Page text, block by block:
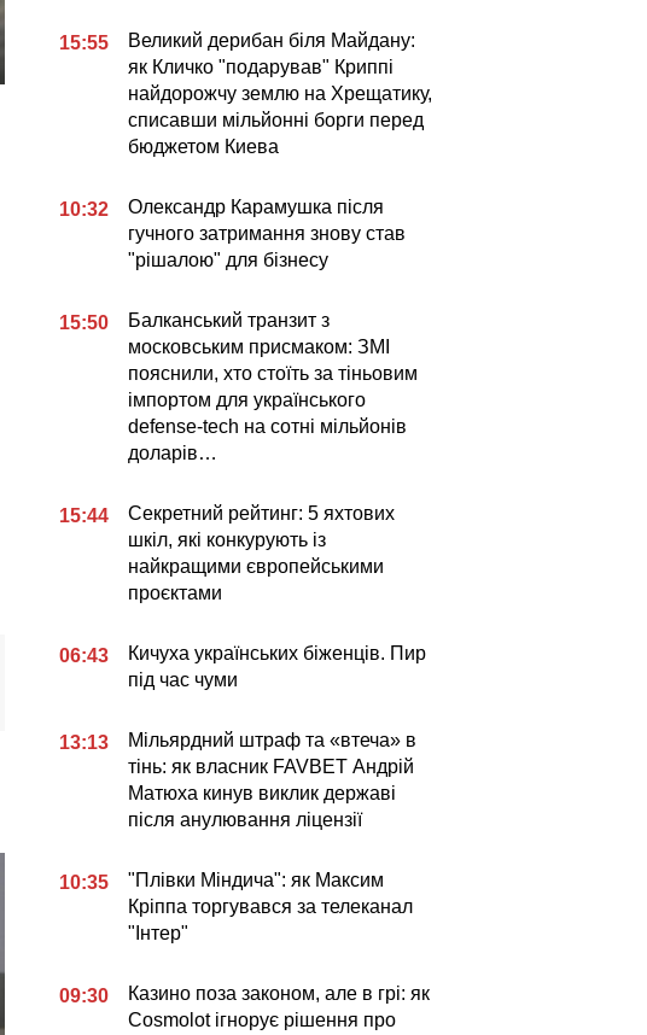
15:55
Великий дерибан біля Майдану:
як Кличко "подарував" Криппі
найдорожчу землю на Хрещатику,
списавши мільйонні борги перед
бюджетом Киева
10:32
Олександр Карамушка після
гучного затримання знову став
"рішалою" для бізнесу
15:50
Балканський транзит з
московським присмаком: ЗМІ
пояснили, хто стоїть за тіньовим
імпортом для українського
defense-tech на сотні мільйонів
доларів…
15:44
Секретний рейтинг: 5 яхтових
шкіл, які конкурують із
найкращими європейськими
проєктами
06:43
Кичуха українських біженців. Пир
під час чуми
13:13
Мільярдний штраф та «втеча» в
тінь: як власник FAVBET Андрій
Матюха кинув виклик державі
після анулювання ліцензії
10:35
"Плівки Міндича": як Максим
Кріппа торгувався за телеканал
"Інтер"
09:30
Казино поза законом, але в грі: як
Cosmolot ігнорує рішення про